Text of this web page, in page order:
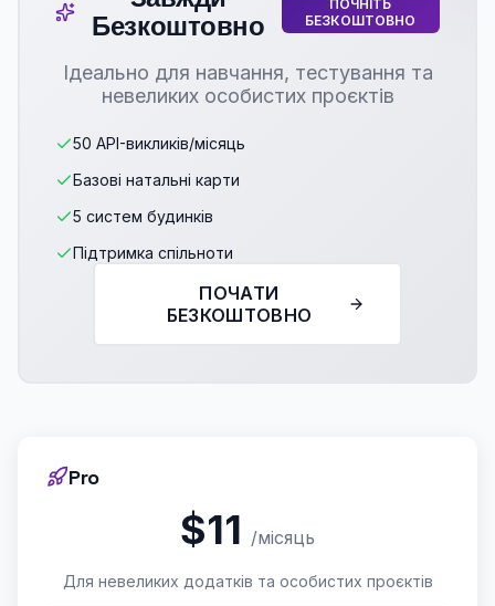
Безкоштовно
ПОЧНІТЬ
БЕЗКОШТОВНО
Ідеально для навчання, тестування та
невеликих особистих проєктів
50 API-викликів/місяць
Базові натальні карти
5 систем будинків
Підтримка спільноти
ПОЧАТИ
БЕЗКОШТОВНО
Pro
$11 /місяць
Для невеликих додатків та особистих проєктів